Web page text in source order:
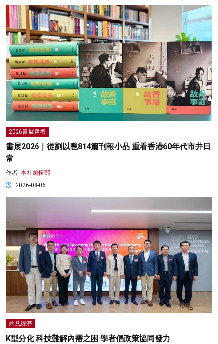
2026書展巡禮
書展2026｜從劉以鬯814篇刊報小品 重看香港60年代市井日
常
作者: 本社編輯部
2026-08-06
灼見經濟
K型分化 科技難解內需之困 學者倡政策協同發力